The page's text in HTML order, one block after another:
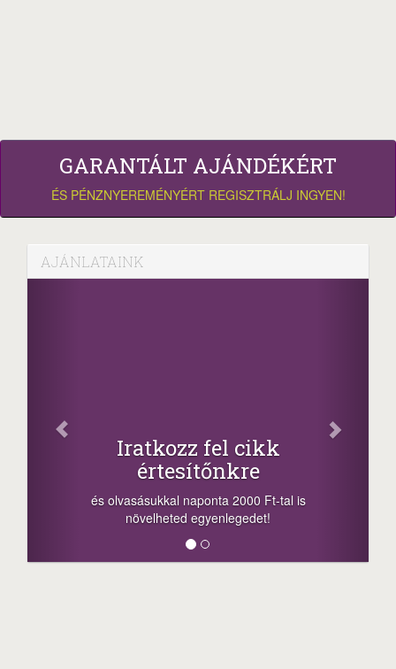
GARANTÁLT AJÁNDÉKÉRT
ÉS PÉNZNYEREMÉNYÉRT REGISZTRÁLJ INGYEN!
AJÁNLATAINK
fel cikk
naponta 2000 Ft-tal is
Oszd meg
megosztási